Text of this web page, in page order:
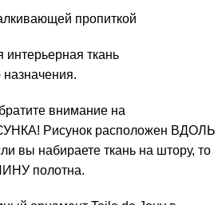
пропиткой
интерьерная ткань
внимание на
Рисунок расположен ВДОЛЬ
вы набираете ткань на штору, то
полотна.